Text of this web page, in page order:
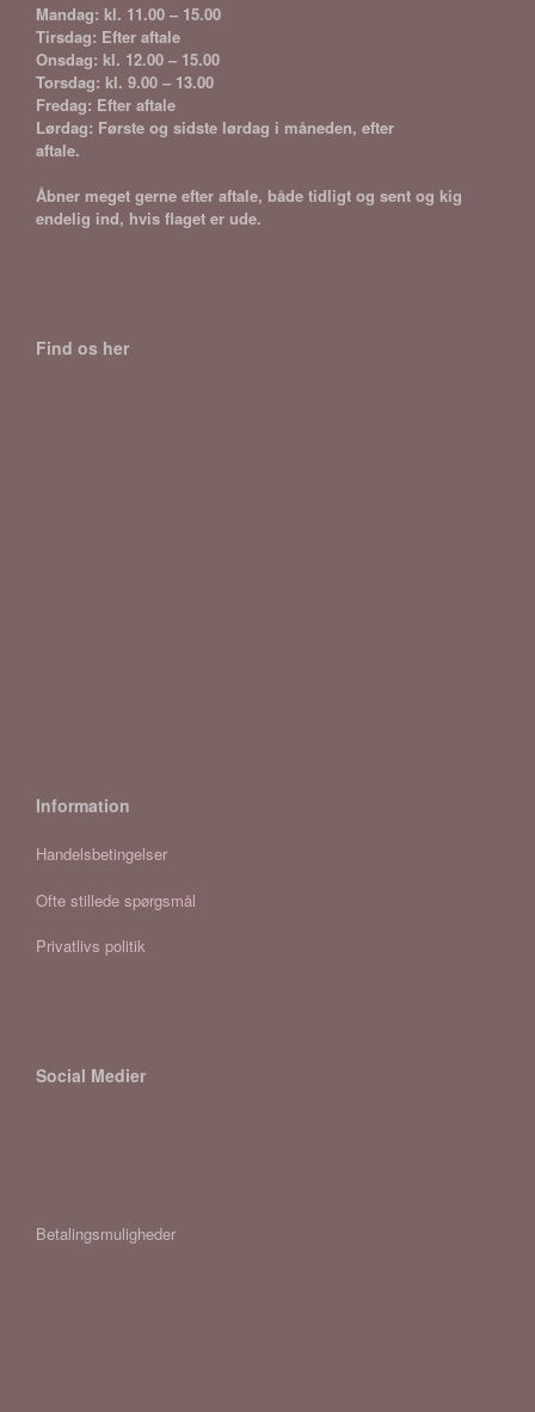
Mandag: kl. 11.00 – 15.00
Tirsdag: Efter aftale
Onsdag: kl. 12.00 – 15.00
Torsdag: kl. 9.00 – 13.00
Fredag: Efter aftale
Lørdag: Første og sidste lørdag i måneden, efter
aftale.
Åbner meget gerne efter aftale, både tidligt og sent og kig
endelig ind, hvis flaget er ude.
Find os her
Information
Handelsbetingelser
Ofte stillede spørgsmål
Privatlivs politik
Social Medier
Betalingsmuligheder